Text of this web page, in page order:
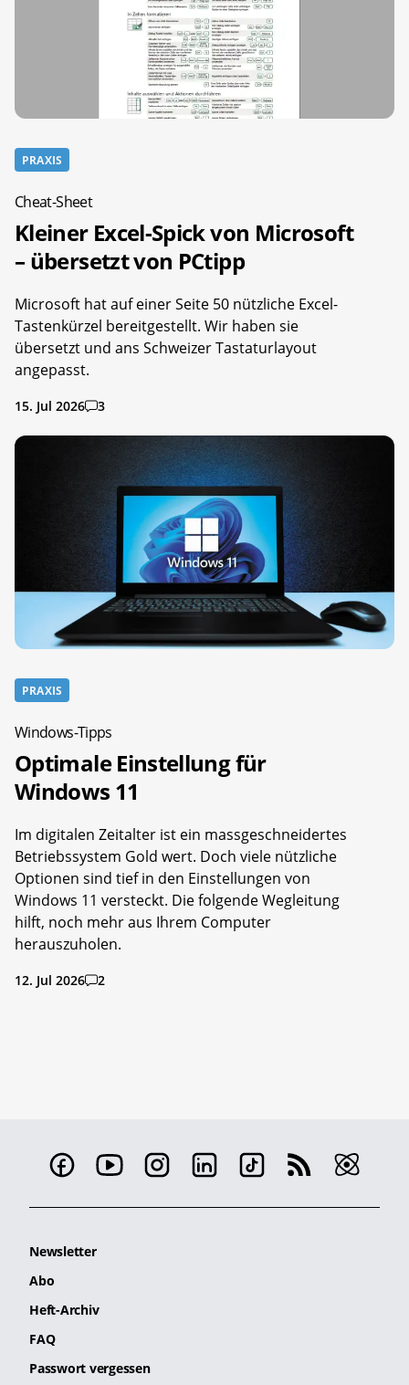
PRAXIS
Cheat-Sheet
Kleiner Excel-Spick von Microsoft
– übersetzt von PCtipp
Microsoft hat auf einer Seite 50 nützliche Excel-
Tastenkürzel bereitgestellt. Wir haben sie
übersetzt und ans Schweizer Tastaturlayout
angepasst.
15. Jul 2026 3
PRAXIS
Windows-Tipps
Optimale Einstellung für
Windows 11
Im digitalen Zeitalter ist ein massgeschneidertes
Betriebssystem Gold wert. Doch viele nützliche
Optionen sind tief in den Einstellungen von
Windows 11 versteckt. Die folgende Wegleitung
hilft, noch mehr aus Ihrem Computer
herauszuholen.
12. Jul 2026 2
Newsletter
Abo
Heft-Archiv
FAQ
Passwort vergessen